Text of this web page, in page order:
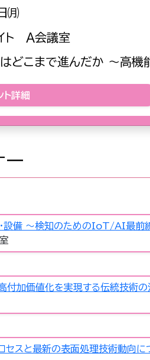
㈪
ト A会議室
どこまで進んだか ～高機
ト詳細
ー
設備 ～検知のためのIoT/AI最前
付加価値化を実現する伝統技術
セスと最新の表面処理技術動向に